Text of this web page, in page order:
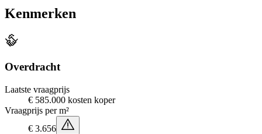
Kenmerken
Overdracht
Laatste vraagprijs
€ 585.000 kosten koper
Vraagprijs per m²
€ 3.656